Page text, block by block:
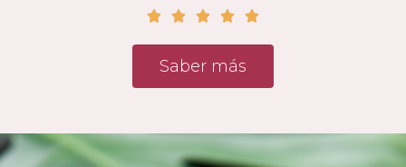
    
Saber más